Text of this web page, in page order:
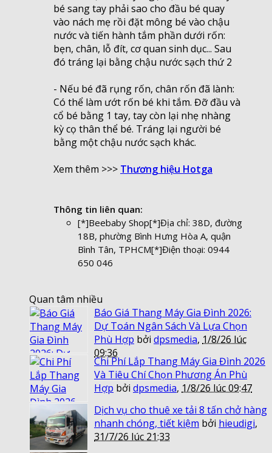
bé sang tay phải sao cho đầu bé quay
vào nách mẹ rồi đặt mông bé vào chậu
nước và tiến hành tắm phần dưới rốn:
bẹn, chân, lỗ đít, cơ quan sinh dục... Sau
đó tráng lại bằng chậu nước sạch thứ 2
- Nếu bé đã rụng rốn, chân rốn đã lành:
Có thể làm ướt rốn bé khi tắm. Đỡ đầu và
cổ bé bằng 1 tay, tay còn lại nhẹ nhàng
kỳ cọ thân thể bé. Tráng lại người bé
bằng một chậu nước sạch khác.
Xem thêm >>> Thương hiệu Hotga
Thông tin liên quan:
[*]Beebaby Shop[*]Địa chỉ: 38D, đường
18B, phường Bình Hưng Hòa A, quận
Bình Tân, TPHCM[*]Điện thoại: 0944
650 046
Quan tâm nhiều
Báo Giá Thang Máy Gia Đình 2026:
Dự Toán Ngân Sách Và Lựa Chọn
Phù Hợp bởi dpsmedia, 1/8/26 lúc
09:36
Chi Phí Lắp Thang Máy Gia Đình 2026
Và Tiêu Chí Chọn Phương Án Phù
Hợp bởi dpsmedia, 1/8/26 lúc 09:47
Dịch vụ cho thuê xe tải 8 tấn chở hàng
nhanh chóng, tiết kiệm bởi hieudigi,
31/7/26 lúc 21:33